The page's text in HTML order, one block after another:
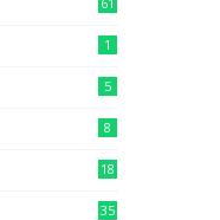
1
5
8
18
35